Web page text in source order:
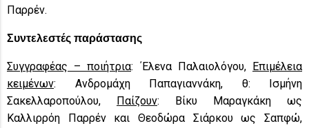
Παρρέν.
Συντελεστές παράστασης
Συγγραφέας – ποιήτρια: ΄Ελενα Παλαιολόγου, Επιμέλεια
κειμένων: Ανδρομάχη Παπαγιαννάκη, θ: Ισμήνη
Σακελλαροπούλου, Παίζουν: Βίκυ Μαραγκάκη ως
Καλλιρρόη Παρρέν και Θεοδώρα Σιάρκου ως Σαπφώ,